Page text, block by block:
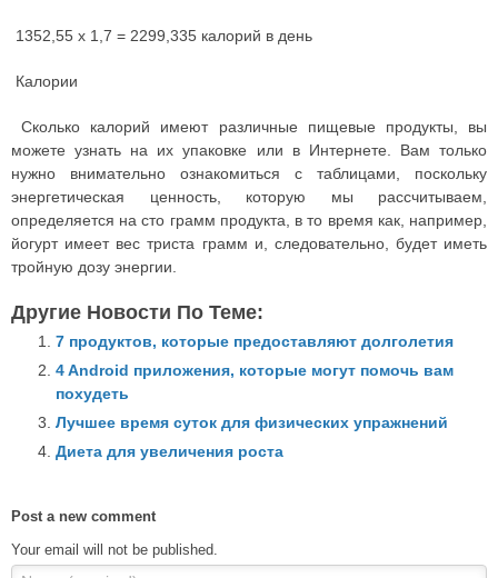
1352,55 х 1,7 = 2299,335 калорий в день
Калории
Сколько калорий имеют различные пищевые продукты, вы
можете узнать на их упаковке или в Интернете. Вам только
нужно внимательно ознакомиться с таблицами, поскольку
энергетическая ценность, которую мы рассчитываем,
определяется на сто грамм продукта, в то время как, например,
йогурт имеет вес триста грамм и, следовательно, будет иметь
тройную дозу энергии.
Другие Новости По Теме:
7 продуктов, которые предоставляют долголетия
4 Android приложения, которые могут помочь вам
похудеть
Лучшее время суток для физических упражнений
Диета для увеличения роста
Post a new comment
Your email will not be published.